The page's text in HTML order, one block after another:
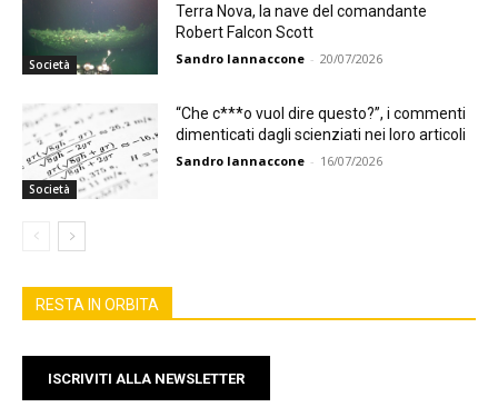
Società
Terra Nova, la nave del comandante
Robert Falcon Scott
Sandro Iannaccone - 20/07/2026
Società
“Che c***o vuol dire questo?”, i commenti
dimenticati dagli scienziati nei loro articoli
Sandro Iannaccone - 16/07/2026
RESTA IN ORBITA
ISCRIVITI ALLA NEWSLETTER